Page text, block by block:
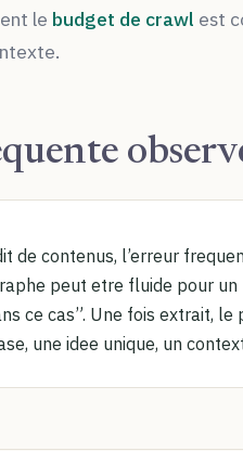
le budget de crawl est
de contenus, l’erreur
peut etre fluide pour
ce cas”. Une fois extrait,
une idee unique, un